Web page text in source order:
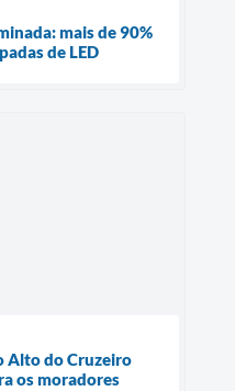
mais de 90%
de LED
Alto do Cruzeiro
os moradores